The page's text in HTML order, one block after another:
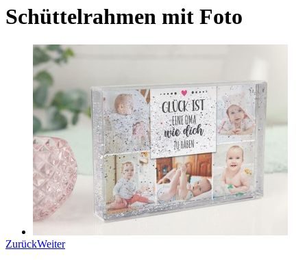
Schüttelrahmen mit Foto
ZurückWeiter